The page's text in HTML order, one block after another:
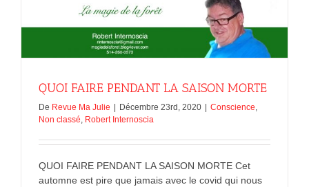
QUOI FAIRE PENDANT LA SAISON MORTE
De Revue Ma Julie Décembre 23rd, 2020 Conscience,
Non classé, Robert Internoscia
QUOI FAIRE PENDANT LA SAISON MORTE Cet
automne est pire que jamais avec le covid qui nous